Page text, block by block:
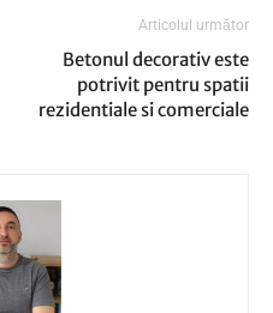
Articolul următor
Betonul decorativ este
potrivit pentru spatii
rezidentiale si comerciale